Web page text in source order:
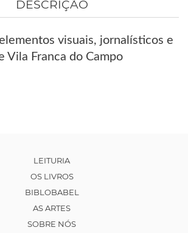
DESCRIÇÃO
visuais, jornalísticos e
Vila Franca do Campo
LEITURIA
OS LIVROS
BIBLOBABEL
AS ARTES
SOBRE NÓS